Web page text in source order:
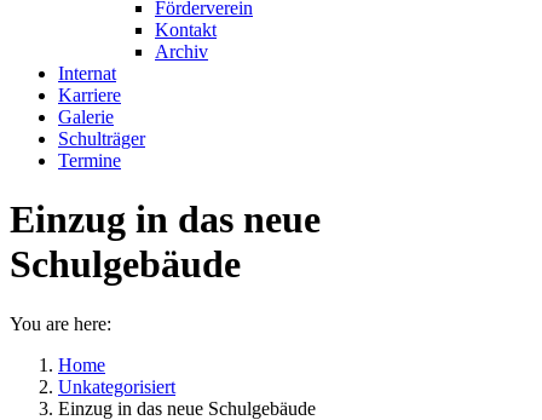
Förderverein
Kontakt
Archiv
Internat
Karriere
Galerie
Schulträger
Termine
Einzug in das neue
Schulgebäude
You are here:
Home
Unkategorisiert
Einzug in das neue Schulgebäude